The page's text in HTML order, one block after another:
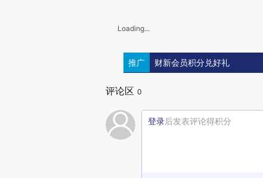
Loading...
推广 财新会员积分兑好礼
评论区 0
登录后发表评论得积分